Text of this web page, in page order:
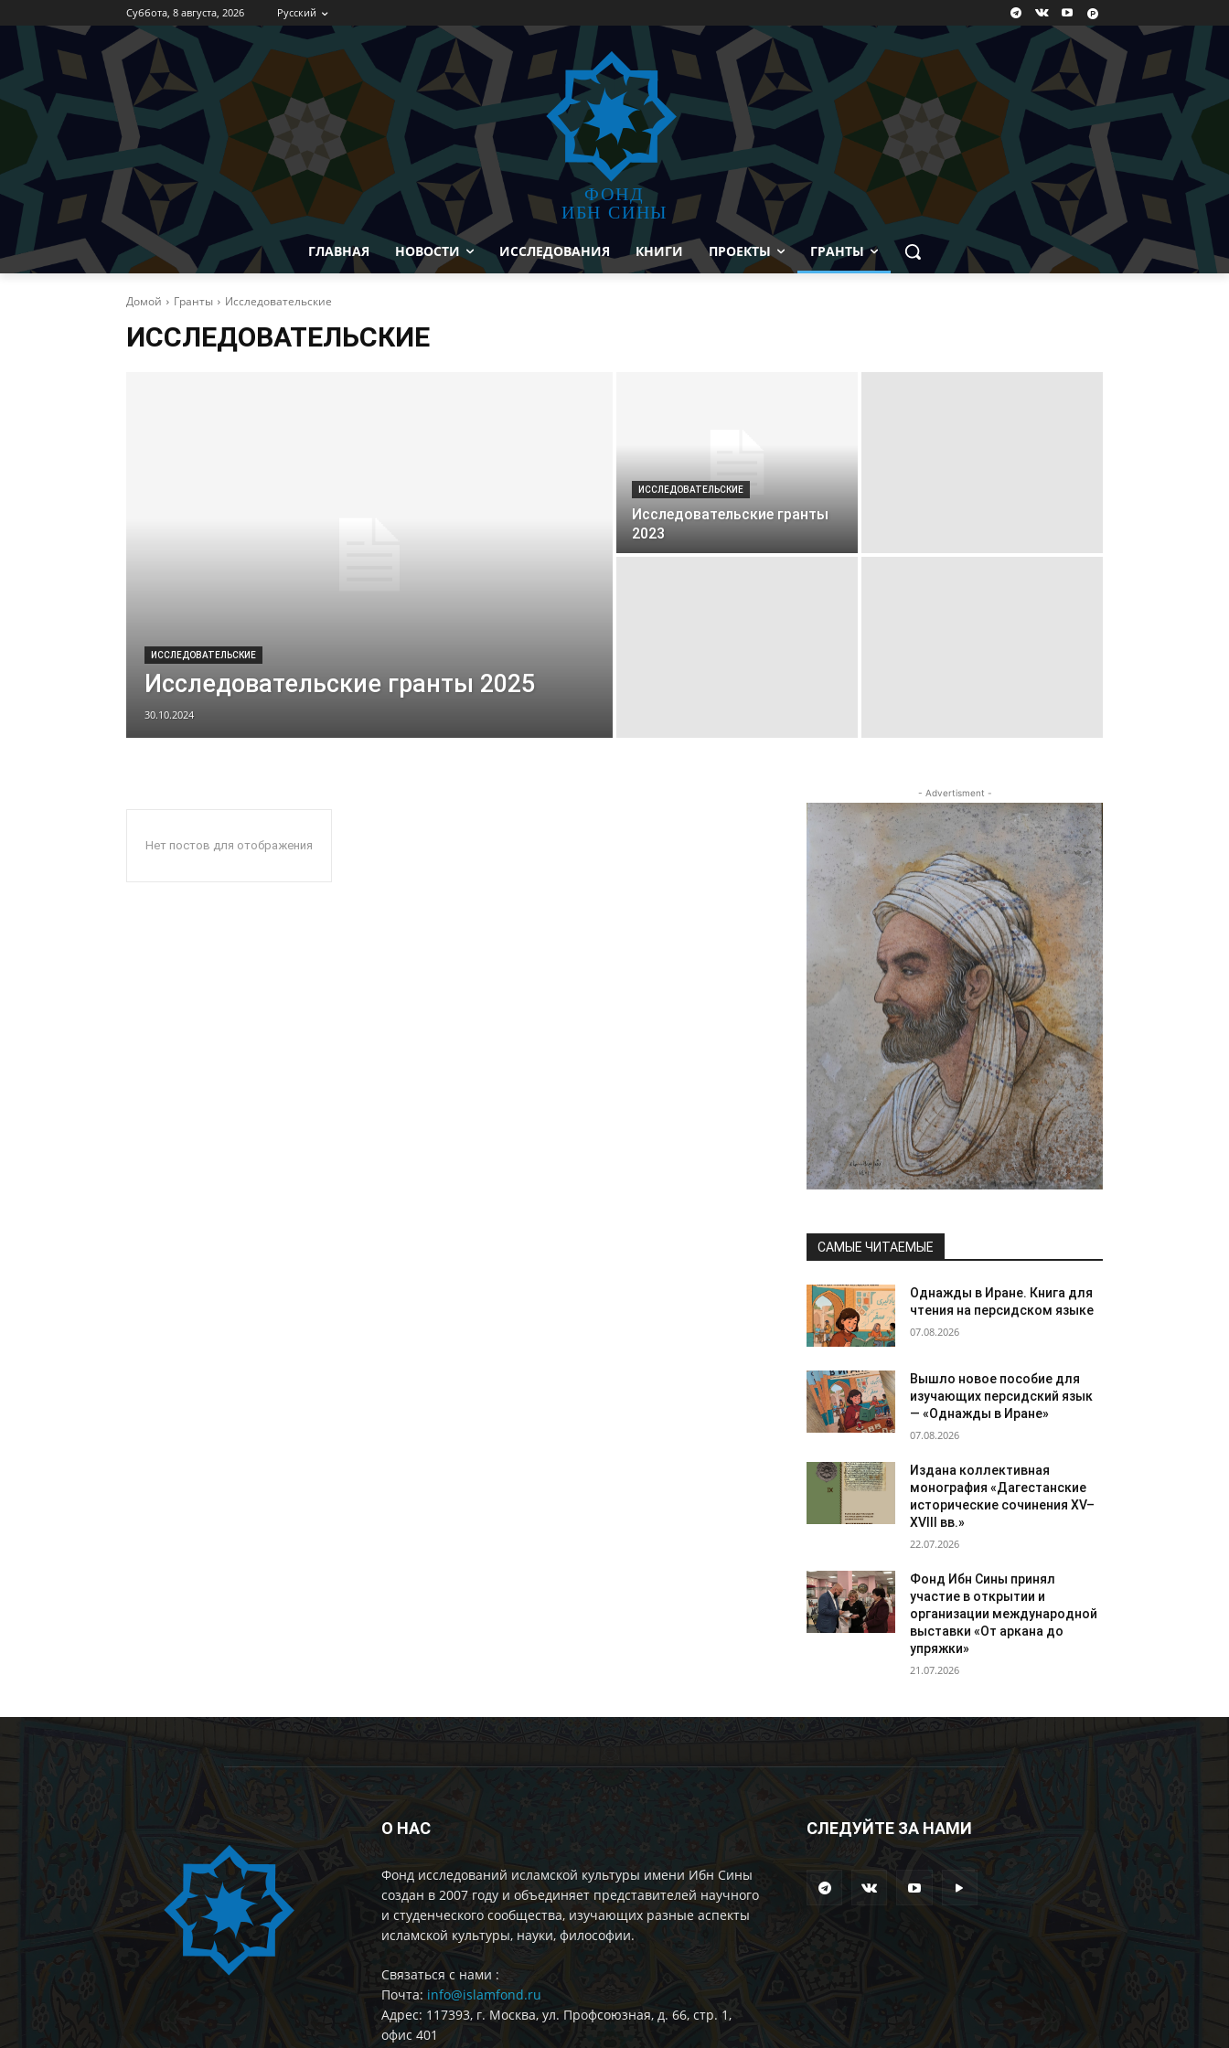
Суббота, 8 августа, 2026 Русский
ФОНД
ИБН СИНЫ
ГЛАВНАЯ НОВОСТИ ИССЛЕДОВАНИЯ КНИГИ ПРОЕКТЫ ГРАНТЫ
Домой Гранты Исследовательские
ИССЛЕДОВАТЕЛЬСКИЕ
ИССЛЕДОВАТЕЛЬСКИЕ
Исследовательские гранты 2025
30.10.2024
ИССЛЕДОВАТЕЛЬСКИЕ
Исследовательские гранты
2023
Нет постов для отображения
- Advertisment -
САМЫЕ ЧИТАЕМЫЕ
Однажды в Иране. Книга для
чтения на персидском языке
07.08.2026
Вышло новое пособие для
изучающих персидский язык
— «Однажды в Иране»
07.08.2026
Издана коллективная
монография «Дагестанские
исторические сочинения XV–
XVIII вв.»
22.07.2026
Фонд Ибн Сины принял
участие в открытии и
организации международной
выставки «От аркана до
упряжки»
21.07.2026
О НАС
Фонд исследований исламской культуры имени Ибн Сины
создан в 2007 году и объединяет представителей научного
и студенческого сообщества, изучающих разные аспекты
исламской культуры, науки, философии.
Cвязаться с нами :
Почта: info@islamfond.ru
Адрес: 117393, г. Москва, ул. Профсоюзная, д. 66, стр. 1,
офис 401
СЛЕДУЙТЕ ЗА НАМИ